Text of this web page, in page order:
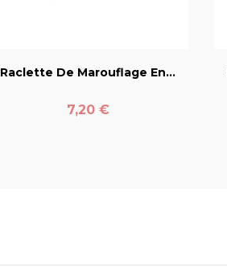
Raclette De Marouflage En...
Prix
7,20 €